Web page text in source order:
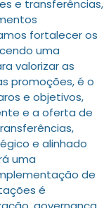
e transferências,
fortalecer os
uma
valorizar as
promoções, é o
e objetivos,
e a oferta de
e alinhado
uma
de
é